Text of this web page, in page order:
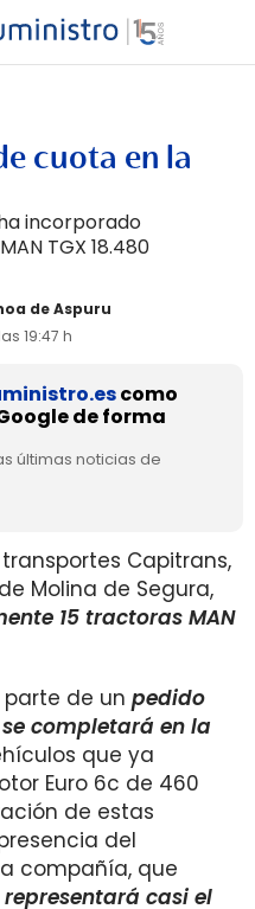
cuota en la
incorporado
TGX 18.480
de Aspuru
19:47 h
como
de forma
últimas noticias de
Capitrans,
Molina de Segura,
15 tractoras MAN
parte de un pedido
completará en la
que ya
Euro 6c de 460
de estas
del
compañía, que
representará casi el